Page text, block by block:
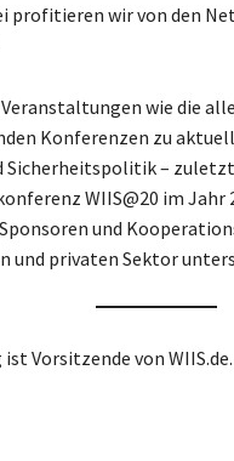
profitieren wir von den
wie die
Konferenzen zu
Sicherheitspolitik –
WIIS@20 im Jahr
und
und privaten Sektor
Vorsitzende von WIIS.de.